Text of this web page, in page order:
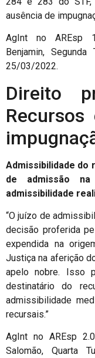
ausência de
AgInt no AREsp
Benjamin,
25/03/2022.
Direito
Admissibilidade do
de admissão
admissibilidade
“O juízo de
decisão proferida
expendida na
Justiça na aferição
apelo nobre. Isso
destinatário do
admissibilidade
recursais.”
AgInt no AREsp
Salomão, Quarta